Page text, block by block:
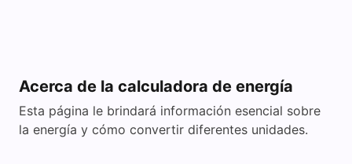
Acerca de la calculadora de energía
Esta página le brindará información esencial sobre
la energía y cómo convertir diferentes unidades.